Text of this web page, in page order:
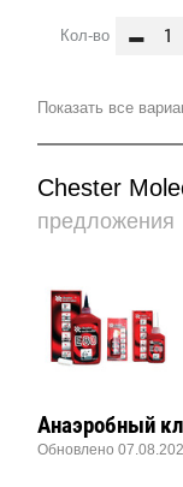
Кол-во -
Показать все
Chester
предложения
Анаэробный
Обновлено